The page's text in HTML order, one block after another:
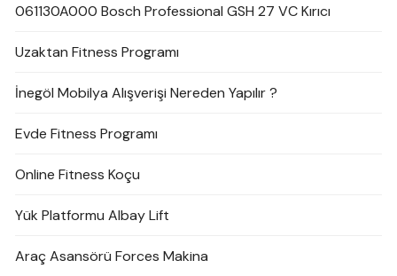
061130A000 Bosch Professional GSH 27 VC Kırıcı
Uzaktan Fitness Programı
İnegöl Mobilya Alışverişi Nereden Yapılır ?
Evde Fitness Programı
Online Fitness Koçu
Yük Platformu Albay Lift
Araç Asansörü Forces Makina